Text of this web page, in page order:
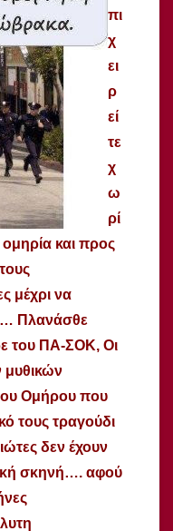
πι
χ
ει
ρ
εί
τε
χ
ω
ρί
και προς
μέχρι να
Πλανάσθε
του ΠΑ-ΣΟΚ, Οι
μυθικών
Ομήρου που
τους τραγούδι
δεν έχουν
σκηνή…. αφού